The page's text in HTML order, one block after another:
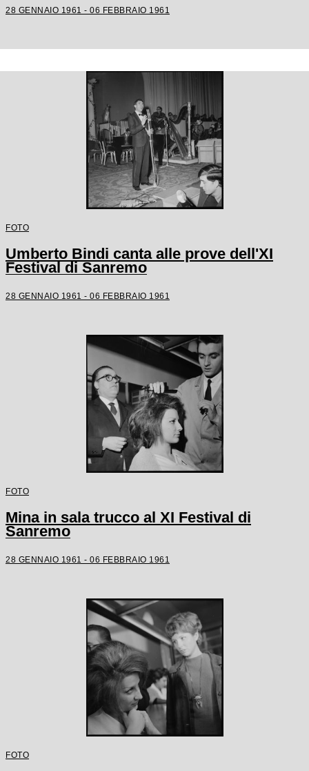
28 GENNAIO 1961 - 06 FEBBRAIO 1961
FOTO
Umberto Bindi canta alle prove dell'XI
Festival di Sanremo
28 GENNAIO 1961 - 06 FEBBRAIO 1961
FOTO
Mina in sala trucco al XI Festival di
Sanremo
28 GENNAIO 1961 - 06 FEBBRAIO 1961
FOTO